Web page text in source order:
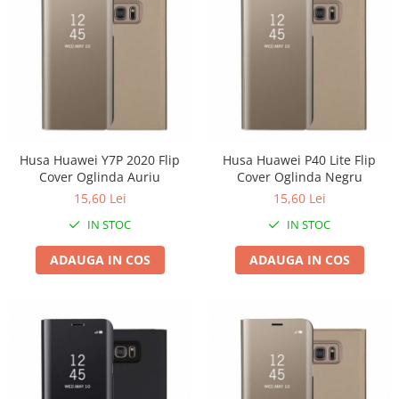
Pentru Casa si Camping
Aragaze, plite, piese butelii de
Gratare
Plite & aragaze
Iluminat & electrice
Prelungitoare & cabluri electrice
Becuri
Coliere plastic
Corpuri de iluminat
Lumina de crestere pentru plante
Husa Huawei Y7P 2020 Flip
Cover Oglinda Auriu
15,60 Lei
IN STOC
ADAUGA IN COS
Husa Huawei P40 Lite Flip
Cover Oglinda Negru
15,60 Lei
IN STOC
ADAUGA IN COS